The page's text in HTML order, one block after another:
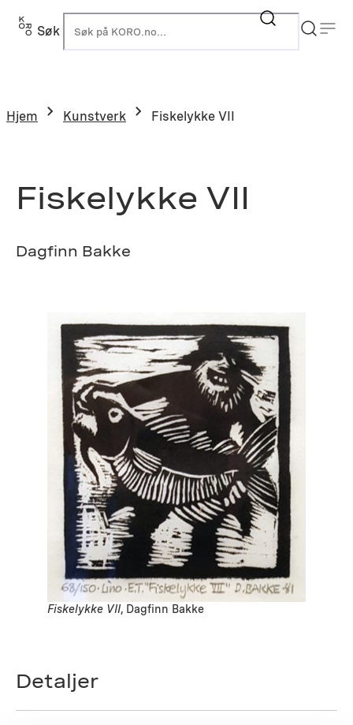
Hopp
Søk
Hjem Kunstverk Fiskelykke VII
Fiskelykke VII
Dagfinn Bakke
Fiskelykke VII, Dagfinn Bakke
Detaljer